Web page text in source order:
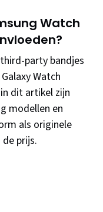
Watch
party bandjes
Watch
dit artikel zijn
modellen en
als originele
prijs.